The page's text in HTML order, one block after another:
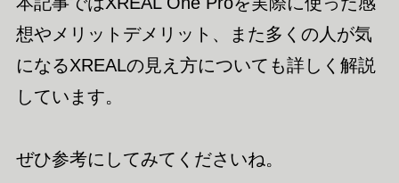
想やメリットデメリット、また多くの人が気
になるXREALの見え方についても詳しく解説
しています。
ぜひ参考にしてみてくださいね。